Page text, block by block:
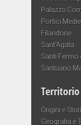
Palazzo
Portici
Filandone
Sant’Agata
Santi Fermo
Santuario
Territorio
Origini e
Geografia e